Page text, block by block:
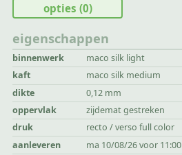
eigenschappen
binnenwerk maco silk light
kaft
maco silk medium
dikte
0,12 mm
oppervlak
zijdemat gestreken
druk
recto / verso full color
aanleveren
ma 10/08/26 voor 11:00
opties (0)